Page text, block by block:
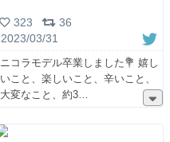
323
36
2023/03/31
ニコラモデル卒業しました💐 嬉し
いこと、楽しいこと、辛いこと、
大変なこと、約3